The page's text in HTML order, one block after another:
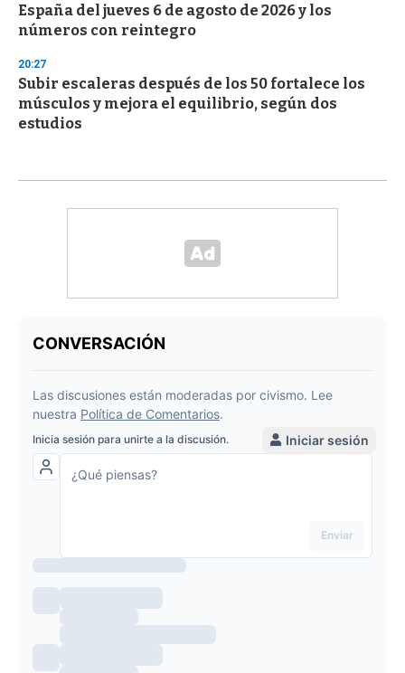
España del jueves 6 de agosto de 2026 y los
números con reintegro
20:27
Subir escaleras después de los 50 fortalece los
músculos y mejora el equilibrio, según dos
estudios